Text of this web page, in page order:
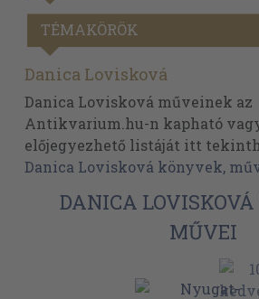
TÉMAKÖRÖK
Danica Lovisková
Danica Lovisková műveinek az
Antikvarium.hu-n kapható
előjegyezhető listáját itt
Danica Lovisková könyvek,
DANICA
MŰVEI